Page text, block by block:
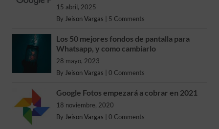
15 abril, 2025
By Jeison Vargas 5 Comments
Los 50 mejores fondos de pantalla para
Whatsapp, y como cambiarlo
28 mayo, 2023
By Jeison Vargas 0 Comments
Google Fotos empezará a cobrar en 2021
18 noviembre, 2020
By Jeison Vargas 0 Comments